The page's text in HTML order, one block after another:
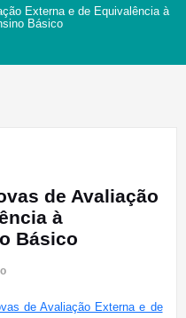
Externa e de Equivalência à
Básico
de Avaliação
à
Básico
de Avaliação Externa e de